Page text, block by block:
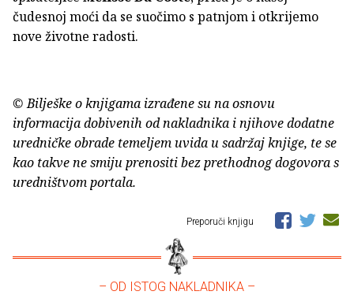
čudesnoj moći da se suočimo s patnjom i otkrijemo
nove životne radosti.
© Bilješke o knjigama izrađene su na osnovu
informacija dobivenih od nakladnika i njihove dodatne
uredničke obrade temeljem uvida u sadržaj knjige, te se
kao takve ne smiju prenositi bez prethodnog dogovora s
uredništvom portala.
Preporuči knjigu
– OD ISTOG NAKLADNIKA –